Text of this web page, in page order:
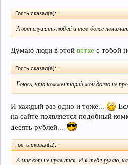
Гость сказал(а): ↑
А вот слушать людей и тем более
Думаю люди в этой ветке с тобой
Гость сказал(а): ↑
Боюсь, что комментарий мой долго не
И каждый раз одно и тоже...
на сайте появляется подобный
десять рублей...
Гость сказал(а): ↑
А мне вот не нравится. И я тебя ругаю,